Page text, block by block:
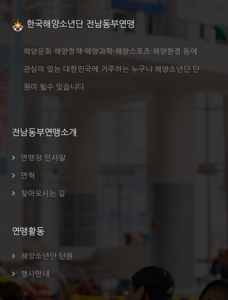
한국해양소년단 전남동부연맹
해양문화·해양정책·해양과학·해양스포츠·해양환경 등에
관심이 있는 대한민국에 거주하는 누구나 해양소년단 단
원이 될수 있습니다.
전남동부연맹소개
연맹장 인사말
연혁
찾아오시는 길
연맹활동
해양소년단 단원
행사안내